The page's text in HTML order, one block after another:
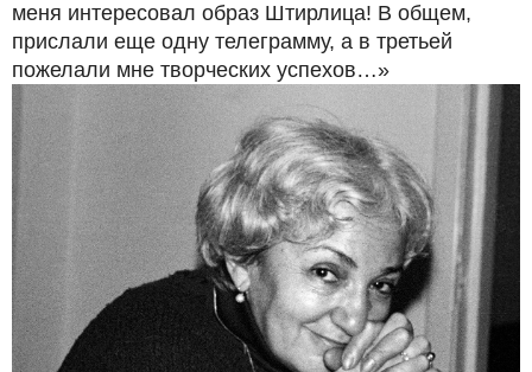
меня интересовал образ Штирлица! В общем,
прислали еще одну телеграмму, а в третьей
пожелали мне творческих успехов…»